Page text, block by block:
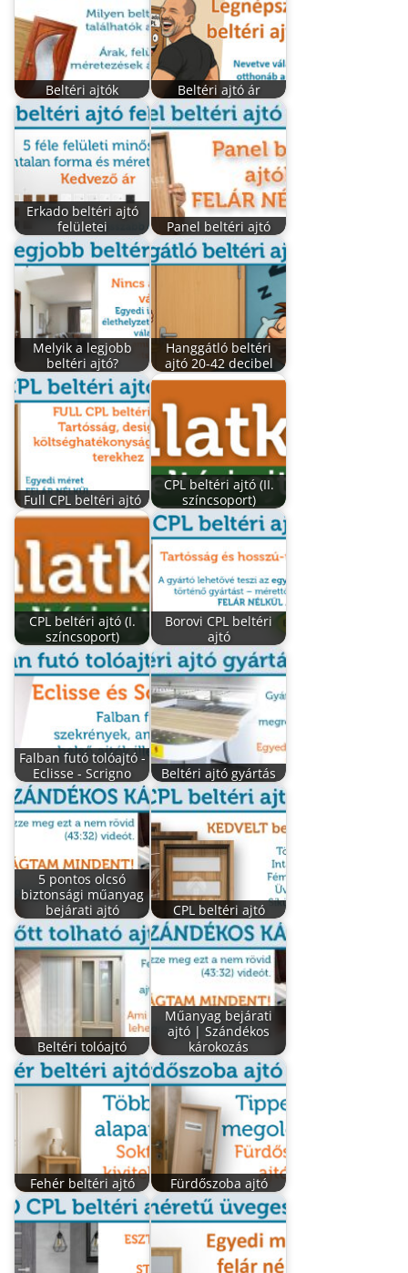
Beltéri ajtók Beltéri ajtó ár
Erkado beltéri ajtó
felületei
Panel beltéri ajtó
Melyik a legjobb
beltéri ajtó?
Hanggátló beltéri
ajtó 20-42 decibel
Full CPL beltéri ajtó
CPL beltéri ajtó (II.
színcsoport)
CPL beltéri ajtó (I.
színcsoport)
Borovi CPL beltéri
ajtó
Falban futó tolóajtó -
Eclisse - Scrigno
Beltéri ajtó gyártás
5 pontos olcsó
biztonsági műanyag
bejárati ajtó
CPL beltéri ajtó
Beltéri tolóajtó
Műanyag bejárati
ajtó | Szándékos
károkozás
Fehér beltéri ajtó Fürdőszoba ajtó